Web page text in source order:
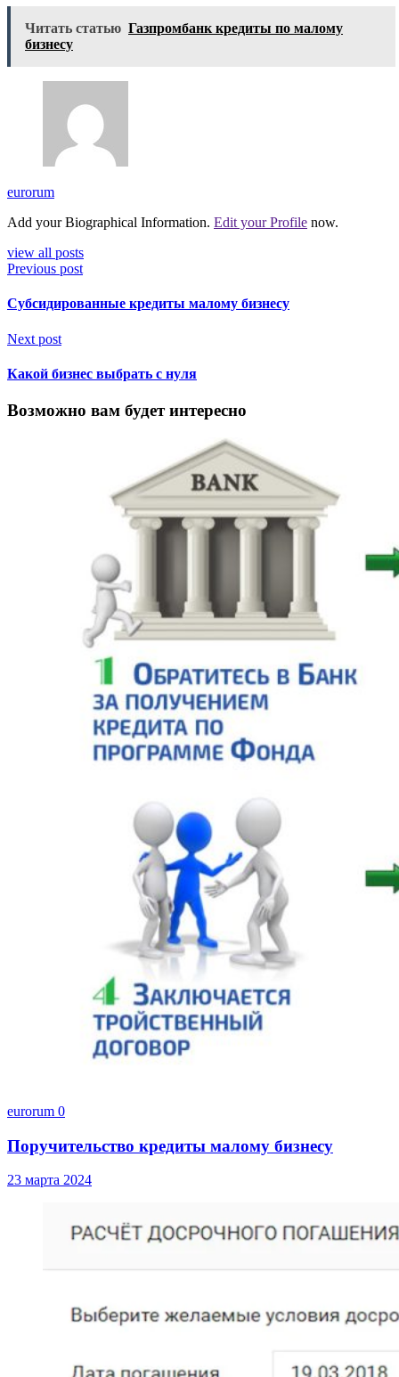
Читать статью Газпромбанк кредиты по малому
бизнесу
eurorum
Add your Biographical Information. Edit your Profile now.
view all posts
Previous post
Субсидированные кредиты малому бизнесу
Next post
Какой бизнес выбрать с нуля
Возможно вам будет интересно
eurorum 0
Поручительство кредиты малому бизнесу
23 марта 2024